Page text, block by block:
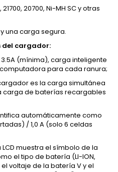
20700, Ni-MH SC y otras
una carga segura.
del cargador:
3.5A (mínima), carga inteligente
para cada ranura;
es la carga simultánea
carga de baterías recargables
automáticamente como
/ 1,0 A (solo 6 celdas
muestra el símbolo de la
el tipo de batería (LI-ION,
voltaje de la batería V y el